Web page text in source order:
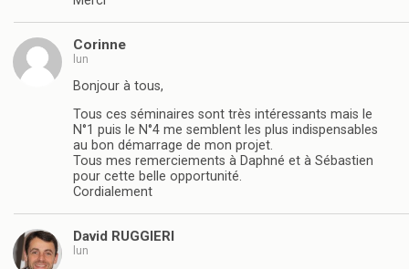
Corinne
lun
Bonjour à tous,
Tous ces séminaires sont très intéressants mais le
N°1 puis le N°4 me semblent les plus indispensables
au bon démarrage de mon projet.
Tous mes remerciements à Daphné et à Sébastien
pour cette belle opportunité.
Cordialement
David RUGGIERI
lun